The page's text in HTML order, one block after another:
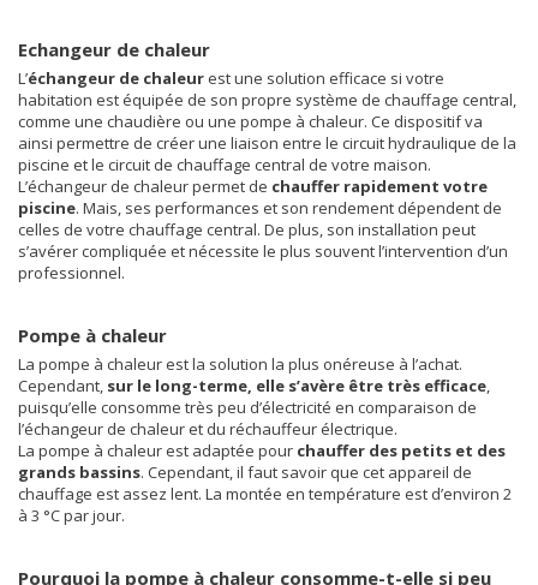
Echangeur de chaleur
L’échangeur de chaleur est une solution efficace si votre
habitation est équipée de son propre système de chauffage central,
comme une chaudière ou une pompe à chaleur. Ce dispositif va
ainsi permettre de créer une liaison entre le circuit hydraulique de la
piscine et le circuit de chauffage central de votre maison.
L’échangeur de chaleur permet de chauffer rapidement votre
piscine. Mais, ses performances et son rendement dépendent de
celles de votre chauffage central. De plus, son installation peut
s’avérer compliquée et nécessite le plus souvent l’intervention d’un
professionnel.
Pompe à chaleur
La pompe à chaleur est la solution la plus onéreuse à l’achat.
Cependant, sur le long-terme, elle s’avère être très efficace,
puisqu’elle consomme très peu d’électricité en comparaison de
l’échangeur de chaleur et du réchauffeur électrique.
La pompe à chaleur est adaptée pour chauffer des petits et des
grands bassins. Cependant, il faut savoir que cet appareil de
chauffage est assez lent. La montée en température est d’environ 2
à 3 °C par jour.
Pourquoi la pompe à chaleur consomme-t-elle si peu